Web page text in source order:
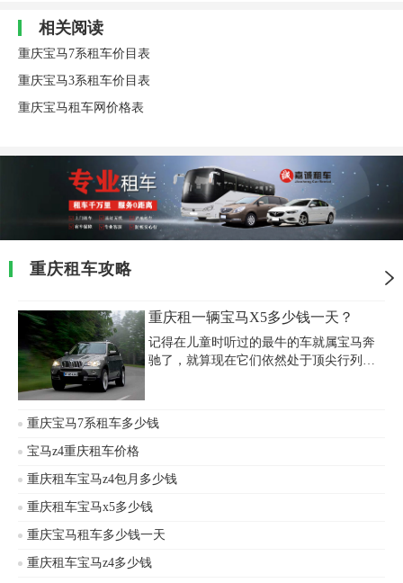
相关阅读
重庆宝马7系租车价目表
重庆宝马3系租车价目表
重庆宝马租车网价格表
重庆租车攻略
重庆租一辆宝马X5多少钱一天？
记得在儿童时听过的最牛的车就属宝马奔
驰了，就算现在它们依然处于顶尖行列，
格一直让它处于一个尴尬的处境，那么在
重庆宝马7系租车多少钱
宝马z4重庆租车价格
重庆租车宝马z4包月多少钱
重庆租车宝马x5多少钱
重庆宝马租车多少钱一天
重庆租车宝马z4多少钱